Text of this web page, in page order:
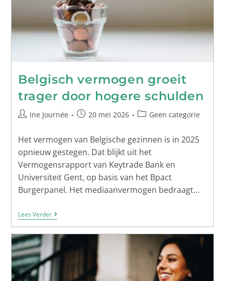
Belgisch vermogen groeit
trager door hogere schulden
Ine Journée 20 mei 2026 Geen categorie
Het vermogen van Belgische gezinnen is in 2025
opnieuw gestegen. Dat blijkt uit het
Vermogensrapport van Keytrade Bank en
Universiteit Gent, op basis van het Bpact
Burgerpanel. Het mediaanvermogen bedraagt…
Lees Verder